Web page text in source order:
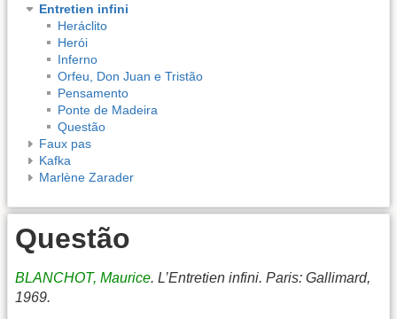
Entretien infini
Heráclito
Herói
Inferno
Orfeu, Don Juan e Tristão
Pensamento
Ponte de Madeira
Questão
Faux pas
Kafka
Marlène Zarader
Questão
BLANCHOT, Maurice. L’Entretien infini. Paris: Gallimard,
1969.